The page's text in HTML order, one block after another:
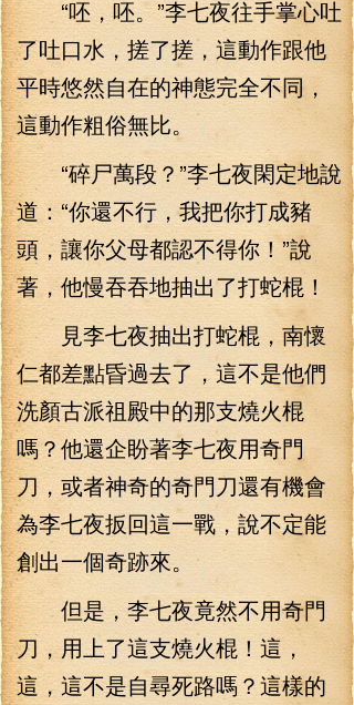
“呸，呸。”李七夜往手掌心吐
了吐口水，搓了搓，這動作跟他
平時悠然自在的神態完全不同，
這動作粗俗無比。
“碎尸萬段？”李七夜閑定地說
道：“你還不行，我把你打成豬
頭，讓你父母都認不得你！”說
著，他慢吞吞地抽出了打蛇棍！
見李七夜抽出打蛇棍，南懷
仁都差點昏過去了，這不是他們
洗顏古派祖殿中的那支燒火棍
嗎？他還企盼著李七夜用奇門
刀，或者神奇的奇門刀還有機會
為李七夜扳回這一戰，說不定能
創出一個奇跡來。
但是，李七夜竟然不用奇門
刀，用上了這支燒火棍！這，
這，這不是自尋死路嗎？這樣的